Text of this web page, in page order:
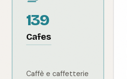
139
Cafes
Caffè e caffetterie